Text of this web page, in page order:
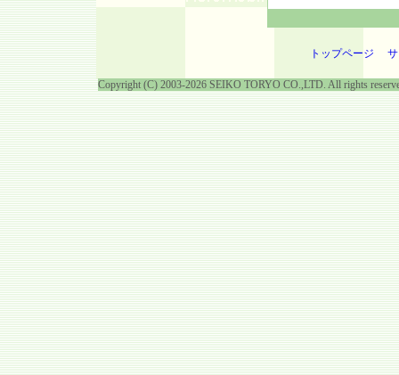
トップページ
Copyright (C) 2003-2026 SEIKO TORYO CO.,LTD. All rights